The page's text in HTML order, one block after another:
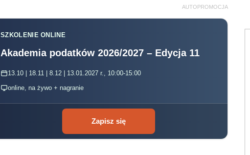
AUTOPROMOCJA
SZKOLENIE ONLINE
Akademia podatków 2026/2027 – Edycja 11
13.10 | 18.11 | 8.12 | 13.01.2027 r., 10:00-15:00
online, na żywo + nagranie
Zapisz się